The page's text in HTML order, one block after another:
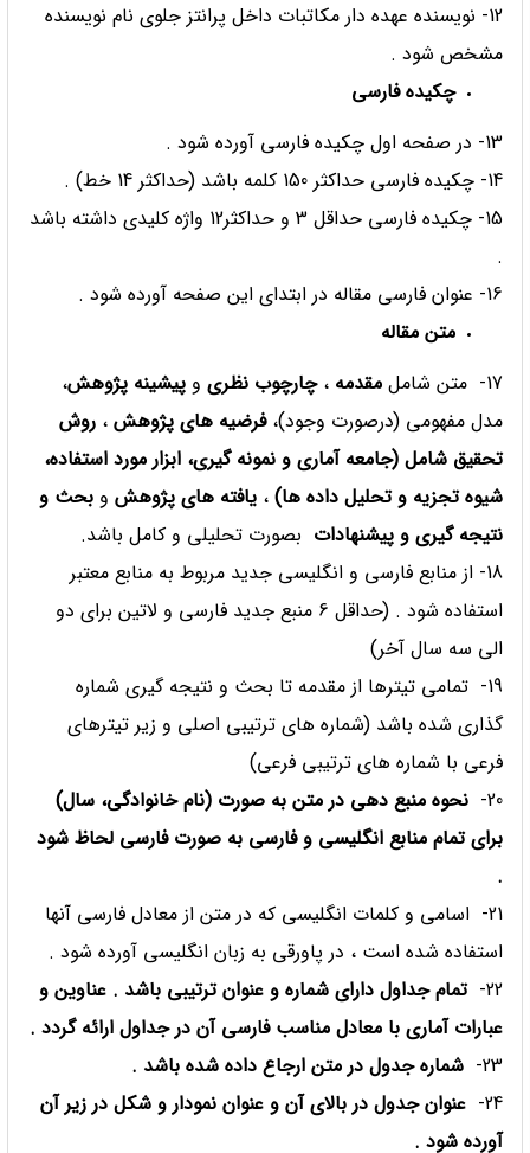
12- نویسنده عهده دار مکاتبات داخل پرانتز جلوی نام نویسنده
مشخص شود .
چکیده فارسی
13- در صفحه اول چکیده فارسی آورده شود .
14- چکیده فارسی حداکثر 150 کلمه باشد (حداکثر 14 خط) .
15- چکیده فارسی حداقل 3 و حداکثر12 واژه کلیدی داشته باشد
.
16- عنوان فارسی مقاله در ابتدای این صفحه آورده شود .
متن مقاله
17- متن شامل
مقدمه ،چارچوب نظریو پیشینه پژوهش،
مدل مفهومی (درصورت وجود)،فرضیه های پژوهش، روش
تحقیق شامل (جامعه آماری و نمونه گیری، ابزار مورد استفاده،
شیوه تجزیه و تحلیل داده ها)، یافته های پژوهشو بحث و
نتیجه گیری و پیشنهادات بصورت تحلیلی و کامل باشد.
18- از منابع فارسی و انگلیسی جدید مربوط به منابع معتبر
استفاده شود . (حداقل 6 منبع جدید فارسی و لاتین برای دو
الی سه سال آخر)
19- تمامی تیترها از مقدمه تا بحث و نتیجه گیری شماره
گذاری شده باشد (شماره های ترتیبی اصلی و زیر تیترهای
فرعی با شماره های ترتیبی فرعی)
20-
نحوه منبع دهی در متن به صورت (نام خانوادگی، سال)
برای تمام منابع انگلیسی و فارسی به صورت فارسی لحاظ شود
.
21- اسامی و کلمات انگلیسی که در متن از معادل فارسی آنها
استفاده شده است ، در پاورقی به زبان انگلیسی آورده شود .
22-
تمام جداول دارای شماره و عنوان ترتیبی باشد . عناوین و
عبارات آماری با معادل مناسب فارسی آن در جداول ارائه گردد .
23-
شماره جدول در متن ارجاع داده شده باشد .
24-
عنوان جدول در بالای آن و عنوان نمودار و شکل در زیر آن
آورده شود .